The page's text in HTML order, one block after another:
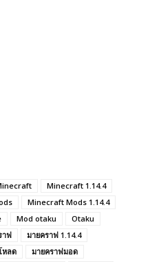
Minecraft 1.14.4
Minecraft Mods 1.14.4
Mod otaku
Otaku
าฟ
มายคราฟ 1.14.4
หลด
มายคราฟมอด